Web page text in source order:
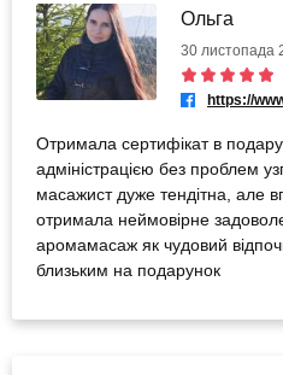
Ольга
30 листопада
Отримала сертифікат в
адміністрацією без проблем
масажист дуже тендітна, але
отримала неймовірне
аромамасаж як чудовий
близьким на подарунок